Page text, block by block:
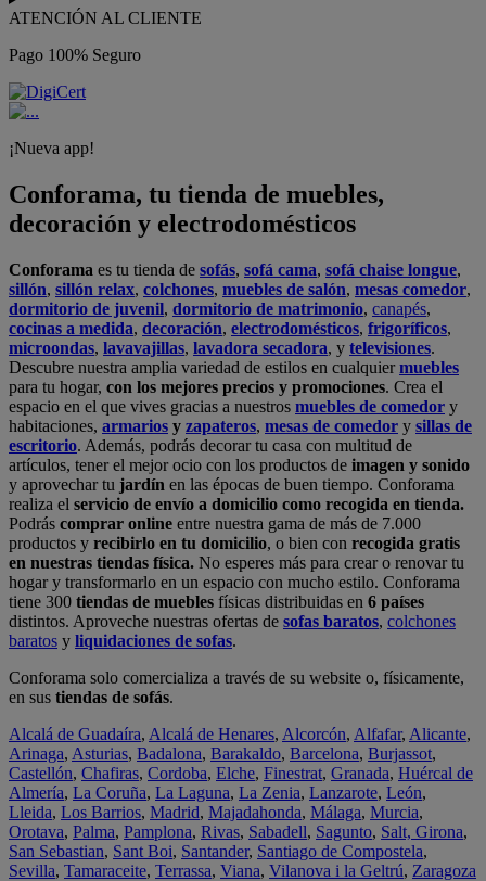
ATENCIÓN AL CLIENTE
Pago 100% Seguro
¡Nueva app!
Conforama, tu tienda de muebles,
decoración y electrodomésticos
Conforama es tu tienda de sofás, sofá cama, sofá chaise longue,
sillón, sillón relax, colchones, muebles de salón, mesas comedor,
dormitorio de juvenil, dormitorio de matrimonio, canapés,
cocinas a medida, decoración, electrodomésticos, frigoríficos,
microondas, lavavajillas, lavadora secadora, y televisiones.
Descubre nuestra amplia variedad de estilos en cualquiermuebles
para tu hogar, con los mejores precios y promociones. Crea el
espacio en el que vives gracias a nuestros muebles de comedor y
habitaciones, armarios y zapateros, mesas de comedor y sillas de
escritorio. Además, podrás decorar tu casa con multitud de
artículos, tener el mejor ocio con los productos de imagen y sonido
y aprovechar tu jardín en las épocas de buen tiempo. Conforama
realiza el servicio de envío a domicilio como recogida en tienda.
Podrás comprar online entre nuestra gama de más de 7.000
productos y recibirlo en tu domicilio, o bien con recogida gratis
en nuestras tiendas física. No esperes más para crear o renovar tu
hogar y transformarlo en un espacio con mucho estilo. Conforama
tiene 300 tiendas de muebles físicas distribuidas en 6 países
distintos. Aproveche nuestras ofertas de sofas baratos, colchones
baratos y liquidaciones de sofas.
Conforama solo comercializa a través de su website o, físicamente,
en sus tiendas de sofás.
Alcalá de Guadaíra, Alcalá de Henares, Alcorcón, Alfafar, Alicante,
Arinaga, Asturias, Badalona, Barakaldo, Barcelona, Burjassot,
Castellón, Chafiras, Cordoba, Elche, Finestrat, Granada, Huércal de
Almería, La Coruña, La Laguna, La Zenia, Lanzarote, León,
Lleida, Los Barrios, Madrid, Majadahonda, Málaga, Murcia,
Orotava, Palma, Pamplona, Rivas, Sabadell, Sagunto, Salt, Girona,
San Sebastian, Sant Boi, Santander, Santiago de Compostela,
Sevilla, Tamaraceite, Terrassa, Viana, Vilanova i la Geltrú, Zaragoza